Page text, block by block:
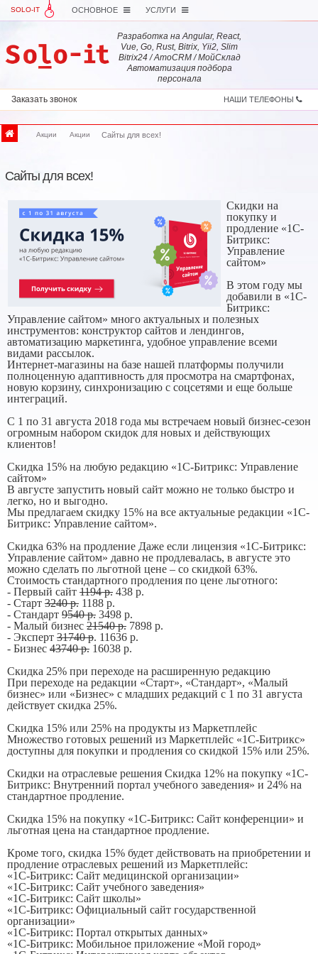
SOLO-IT ОСНОВНОЕ УСЛУГИ
Заказать звонок НАШИ ТЕЛЕФОНЫ
Разработка на Angular, React,
Vue, Go, Rust, Bitrix, Yii2, Slim
Bitrix24 / AmoCRM / МойСклад
Автоматизация подбора
персонала
Акции Акции Сайты для всех!
Сайты для всех!
Скидки на
покупку и
продление «1С-
Битрикс:
Управление
сайтом»
В этом году мы
добавили в «1С-
Битрикс:
Управление сайтом» много актуальных и полезных
инструментов: конструктор сайтов и лендингов,
автоматизацию маркетинга, удобное управление всеми
видами рассылок.
Интернет-магазины на базе нашей платформы получили
полноценную адаптивность для просмотра на смартфонах,
новую корзину, синхронизацию с соцсетями и еще больше
интеграций.
С 1 по 31 августа 2018 года мы встречаем новый бизнес-сезон
огромным набором скидок для новых и действующих
клиентов!
Скидка 15% на любую редакцию «1С-Битрикс: Управление
сайтом»
В августе запустить новый сайт можно не только быстро и
легко, но и выгодно.
Мы предлагаем скидку 15% на все актуальные редакции «1С-
Битрикс: Управление сайтом».
Скидка 63% на продление Даже если лицензия «1С-Битрикс:
Управление сайтом» давно не продлевалась, в августе это
можно сделать по льготной цене – со скидкой 63%.
Стоимость стандартного продления по цене льготного:
- Первый сайт 1194 р. 438 р.
- Старт 3240 р. 1188 р.
- Стандарт 9540 р. 3498 р.
- Малый бизнес 21540 р. 7898 р.
- Эксперт 31740 р. 11636 р.
- Бизнес 43740 р. 16038 р.
Скидка 25% при переходе на расширенную редакцию
При переходе на редакции «Старт», «Стандарт», «Малый
бизнес» или «Бизнес» с младших редакций с 1 по 31 августа
действует скидка 25%.
Скидка 15% или 25% на продукты из Маркетплейс
Множество готовых решений из Маркетплейс «1С-Битрикс»
доступны для покупки и продления со скидкой 15% или 25%.
Скидки на отраслевые решения Скидка 12% на покупку «1С-
Битрикс: Внутренний портал учебного заведения» и 24% на
стандартное продление.
Скидка 15% на покупку «1С-Битрикс: Сайт конференции» и
льготная цена на стандартное продление.
Кроме того, скидка 15% будет действовать на приобретении и
продление отраслевых решений из Маркетплейс:
«1С-Битрикс: Сайт медицинской организации»
«1С-Битрикс: Сайт учебного заведения»
«1С-Битрикс: Сайт школы»
«1С-Битрикс: Официальный сайт государственной
организации»
«1С-Битрикс: Портал открытых данных»
«1С-Битрикс: Мобильное приложение «Мой город»